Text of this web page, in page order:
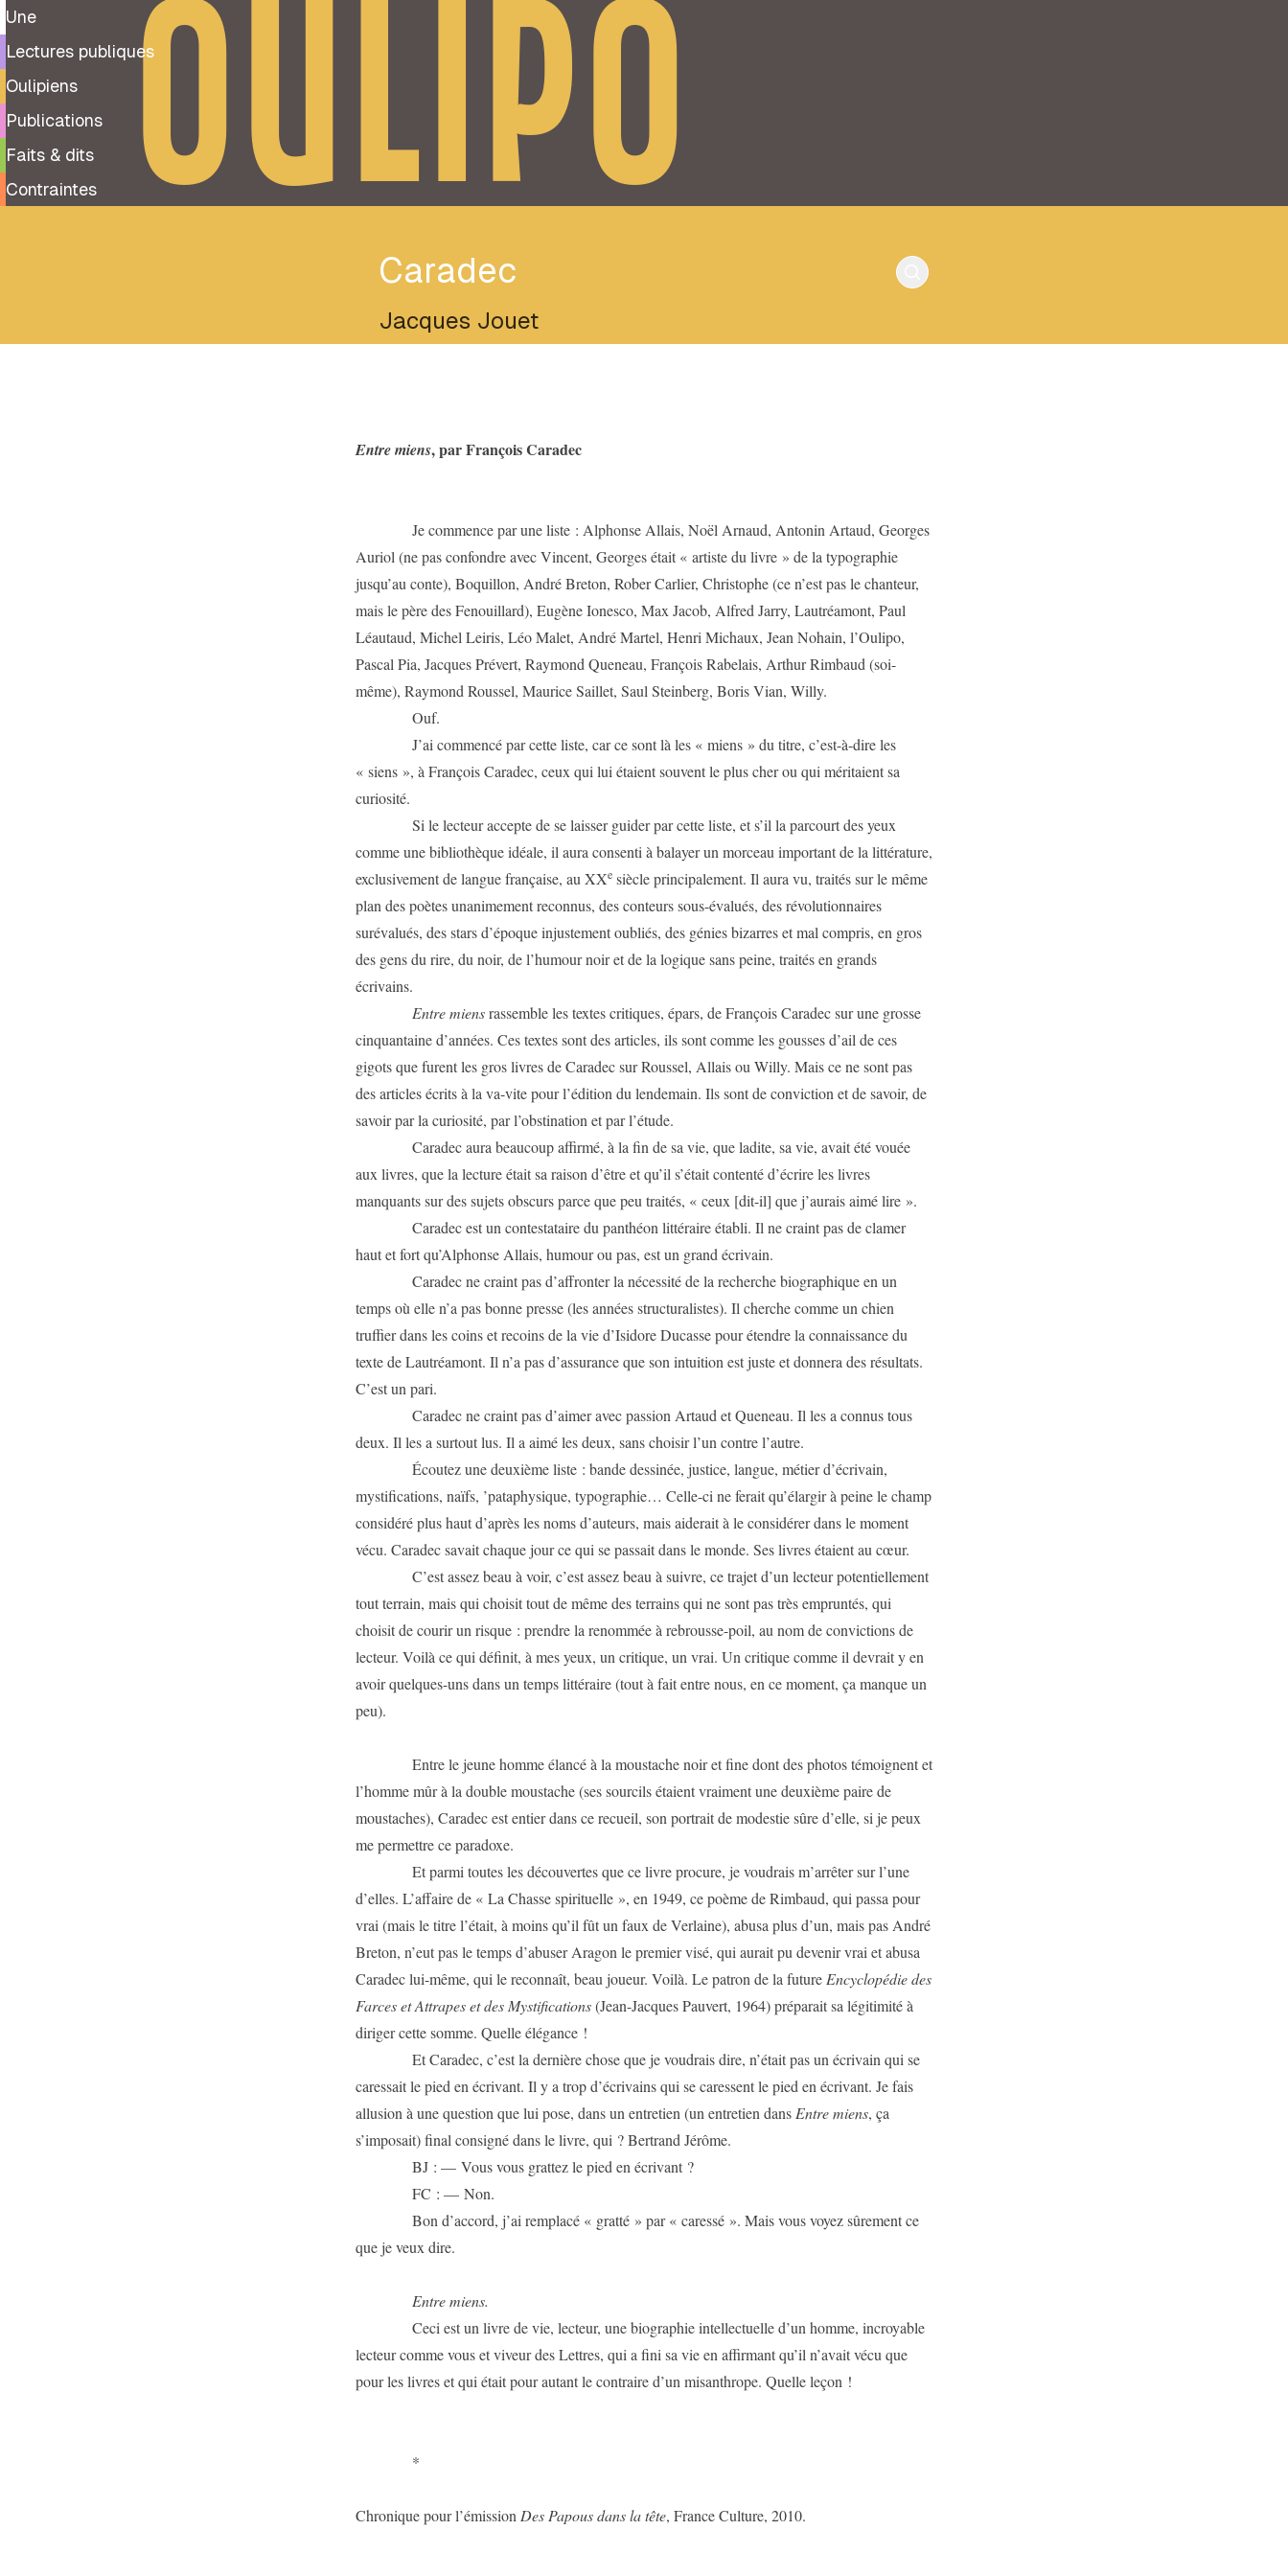
Une
Lectures publiques
Oulipiens
Publications
Faits & dits
Contraintes
OULIPO
Caradec
Jacques Jouet
Entre miens, par François Caradec
Je commence par une liste : Alphonse Allais, Noël Arnaud, Antonin Artaud, Georges
Auriol (ne pas confondre avec Vincent, Georges était « artiste du livre » de la typographie
jusqu’au conte), Boquillon, André Breton, Rober Carlier, Christophe (ce n’est pas le chanteur,
mais le père des Fenouillard), Eugène Ionesco, Max Jacob, Alfred Jarry, Lautréamont, Paul
Léautaud, Michel Leiris, Léo Malet, André Martel, Henri Michaux, Jean Nohain, l’Oulipo,
Pascal Pia, Jacques Prévert, Raymond Queneau, François Rabelais, Arthur Rimbaud (soi-
même), Raymond Roussel, Maurice Saillet, Saul Steinberg, Boris Vian, Willy.
Ouf.
J’ai commencé par cette liste, car ce sont là les « miens » du titre, c’est-à-dire les
« siens », à François Caradec, ceux qui lui étaient souvent le plus cher ou qui méritaient sa
curiosité.
Si le lecteur accepte de se laisser guider par cette liste, et s’il la parcourt des yeux
comme une bibliothèque idéale, il aura consenti à balayer un morceau important de la littérature,
exclusivement de langue française, au XXesiècle principalement. Il aura vu, traités sur le même
plan des poètes unanimement reconnus, des conteurs sous-évalués, des révolutionnaires
surévalués, des stars d’époque injustement oubliés, des génies bizarres et mal compris, en gros
des gens du rire, du noir, de l’humour noir et de la logique sans peine, traités en grands
écrivains.
Entre miensrassemble les textes critiques, épars, de François Caradec sur une grosse
cinquantaine d’années. Ces textes sont des articles, ils sont comme les gousses d’ail de ces
gigots que furent les gros livres de Caradec sur Roussel, Allais ou Willy. Mais ce ne sont pas
des articles écrits à la va-vite pour l’édition du lendemain. Ils sont de conviction et de savoir, de
savoir par la curiosité, par l’obstination et par l’étude.
Caradec aura beaucoup affirmé, à la fin de sa vie, que ladite, sa vie, avait été vouée
aux livres, que la lecture était sa raison d’être et qu’il s’était contenté d’écrire les livres
manquants sur des sujets obscurs parce que peu traités, « ceux [dit-il] que j’aurais aimé lire ».
Caradec est un contestataire du panthéon littéraire établi. Il ne craint pas de clamer
haut et fort qu’Alphonse Allais, humour ou pas, est un grand écrivain.
Caradec ne craint pas d’affronter la nécessité de la recherche biographique en un
temps où elle n’a pas bonne presse (les années structuralistes). Il cherche comme un chien
truffier dans les coins et recoins de la vie d’Isidore Ducasse pour étendre la connaissance du
texte de Lautréamont. Il n’a pas d’assurance que son intuition est juste et donnera des résultats.
C’est un pari.
Caradec ne craint pas d’aimer avec passion Artaud et Queneau. Il les a connus tous
deux. Il les a surtout lus. Il a aimé les deux, sans choisir l’un contre l’autre.
Écoutez une deuxième liste : bande dessinée, justice, langue, métier d’écrivain,
mystifications, naïfs, ’pataphysique, typographie… Celle-ci ne ferait qu’élargir à peine le champ
considéré plus haut d’après les noms d’auteurs, mais aiderait à le considérer dans le moment
vécu. Caradec savait chaque jour ce qui se passait dans le monde. Ses livres étaient au cœur.
C’est assez beau à voir, c’est assez beau à suivre, ce trajet d’un lecteur potentiellement
tout terrain, mais qui choisit tout de même des terrains qui ne sont pas très empruntés, qui
choisit de courir un risque : prendre la renommée à rebrousse-poil, au nom de convictions de
lecteur. Voilà ce qui définit, à mes yeux, un critique, un vrai. Un critique comme il devrait y en
avoir quelques-uns dans un temps littéraire (tout à fait entre nous, en ce moment, ça manque un
peu).
Entre le jeune homme élancé à la moustache noir et fine dont des photos témoignent et
l’homme mûr à la double moustache (ses sourcils étaient vraiment une deuxième paire de
moustaches), Caradec est entier dans ce recueil, son portrait de modestie sûre d’elle, si je peux
me permettre ce paradoxe.
Et parmi toutes les découvertes que ce livre procure, je voudrais m’arrêter sur l’une
d’elles. L’affaire de « La Chasse spirituelle », en 1949, ce poème de Rimbaud, qui passa pour
vrai (mais le titre l’était, à moins qu’il fût un faux de Verlaine), abusa plus d’un, mais pas André
Breton, n’eut pas le temps d’abuser Aragon le premier visé, qui aurait pu devenir vrai et abusa
Caradec lui-même, qui le reconnaît, beau joueur. Voilà. Le patron de la future Encyclopédie des
Farces et Attrapes et des Mystifications(Jean-Jacques Pauvert, 1964) préparait sa légitimité à
diriger cette somme. Quelle élégance !
Et Caradec, c’est la dernière chose que je voudrais dire, n’était pas un écrivain qui se
caressait le pied en écrivant. Il y a trop d’écrivains qui se caressent le pied en écrivant. Je fais
allusion à une question que lui pose, dans un entretien (un entretien dans Entre miens, ça
s’imposait) final consigné dans le livre, qui ? Bertrand Jérôme.
BJ : — Vous vous grattez le pied en écrivant ?
FC : — Non.
Bon d’accord, j’ai remplacé « gratté » par « caressé ». Mais vous voyez sûrement ce
que je veux dire.
Entre miens.
Ceci est un livre de vie, lecteur, une biographie intellectuelle d’un homme, incroyable
lecteur comme vous et viveur des Lettres, qui a fini sa vie en affirmant qu’il n’avait vécu que
pour les livres et qui était pour autant le contraire d’un misanthrope. Quelle leçon !
*
Chronique pour l’émission Des Papous dans la tête, France Culture, 2010.